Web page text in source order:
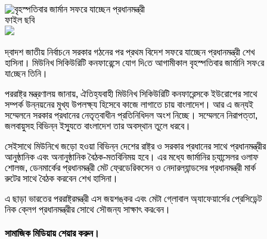
ফাইল ছবি
দ্বাদশ জাতীয় নির্বাচ‌নে সরকার গঠনের পর প্রথম বিদেশ সফরে যাচ্ছেন প্রধানমন্ত্রী শেখ
হা‌সিনা। মিউনিখ সিকিউরিটি কনফারেন্সে যোগ দি‌তে আগামীকাল বৃহস্প‌তিবার জার্মা‌নি সফ‌রে
যা‌চ্ছেন তিনি।
পররাষ্ট্র মন্ত্রণালয় জানায়, ঐতিহ্যবাহী মিউনিখ সিকিউরিটি কনফারেন্সকে ইউরোপের সাথে
সম্পর্ক উন্নয়নের মুখ্য উপলক্ষ্য হিসেবে কাজে লাগাতে চায় বাংলাদেশ। আর এ জন্যই
সম্মেলনে সরকার প্রধানের নেতৃত্বাধীন প্রতিনিধিদল অংশ নিচ্ছে। সম্মেলনে নিরাপত্তা,
জলবায়ুসহ বিভিন্ন ইস্যুতে বাংলাদেশ তার অবস্থান তুলে ধরবে।
সেইসাথে মিউনিখে জড়ো হওয়া বিভিন্ন দেশের রাষ্ট্র ও সরকার প্রধানের সাথে প্রধানমন্ত্রীর
আনুষ্ঠানিক এবং অনানুষ্ঠানিক বৈঠক-মতবিনিময় হবে। এর মধ্যে জার্মানির চ্যান্সেলর ওলাফ
শোলজ, ডেনমার্কের প্রধানমন্ত্রী মেট ফ্রেডেরিকসেন ও নেদারল্যান্ডসের প্রধানমন্ত্রী মার্ক
রুটের সাথে বৈঠক করবেন শেখ হা‌সিনা।
এ ছাড়া ভারতের পররাষ্ট্রমন্ত্রী এস জয়শঙ্কর এবং মেটা গ্লোবাল অ্যাফেয়ার্সের প্রেসিডেন্ট
নিক ক্লেগ প্রধানমন্ত্রীর সোথে সৌজন্য সাক্ষাৎ কর‌বেন।
সামাজিক মিডিয়ায় শেয়ার করুন।